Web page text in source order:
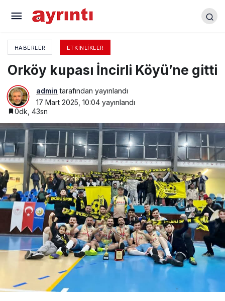
HABERLER ETKINLIKLER
Orköy kupası İncirli Köyü’ne gitti
admin tarafından yayınlandı
17 Mart 2025, 10:04 yayınlandı
0dk, 43sn
Yenişehir CHP ‘Bursa Buluşması ‘programında